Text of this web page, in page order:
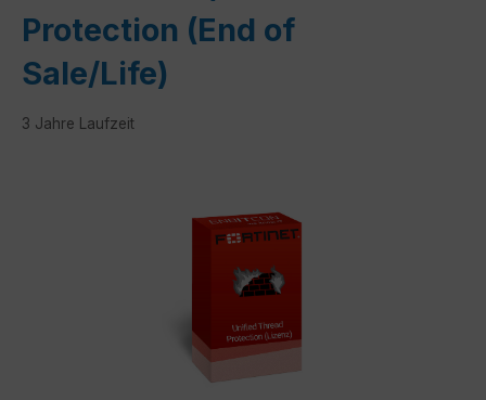
Protection (End of
Sale/Life)
3 Jahre Laufzeit